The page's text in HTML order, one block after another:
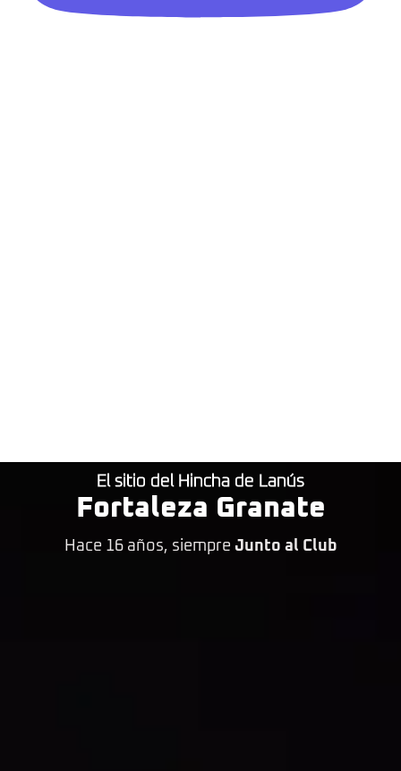
El sitio del Hincha de Lanús
Fortaleza Granate
Hace 16 años, siempre Junto al Club